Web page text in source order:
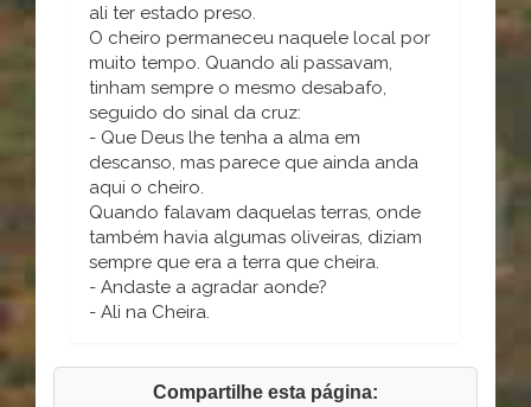
ali ter estado preso.
O cheiro permaneceu naquele local por
muito tempo. Quando ali passavam,
tinham sempre o mesmo desabafo,
seguido do sinal da cruz:
- Que Deus lhe tenha a alma em
descanso, mas parece que ainda anda
aqui o cheiro.
Quando falavam daquelas terras, onde
também havia algumas oliveiras, diziam
sempre que era a terra que cheira.
- Andaste a agradar aonde?
- Ali na Cheira.
Compartilhe esta página: